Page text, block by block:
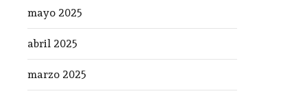
mayo 2025
abril 2025
marzo 2025